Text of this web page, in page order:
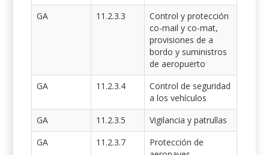
GA
11.2.3.3
Control y protección
co-mail y co-mat,
provisiones de a
bordo y suministros
de aeropuerto
GA
11.2.3.4
Control de seguridad
a los vehículos
GA
11.2.3.5
Vigilancia y patrullas
GA
11.2.3.7
Protección de